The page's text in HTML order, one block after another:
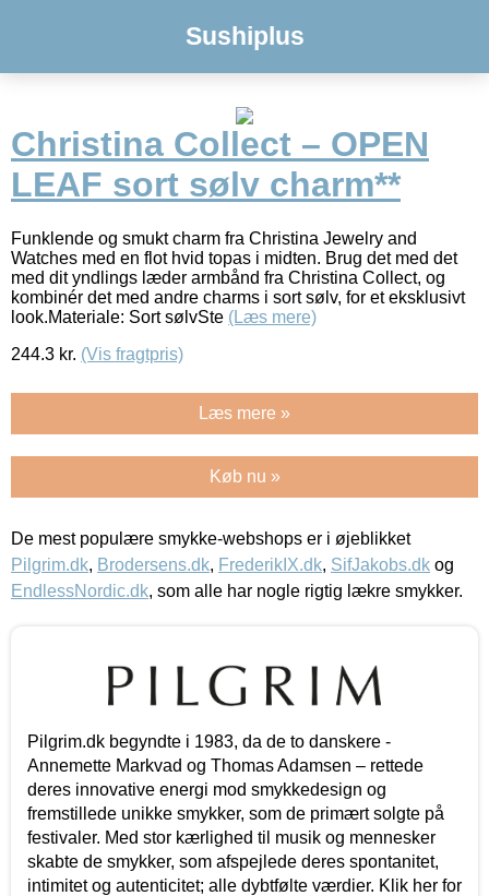
Sushiplus
Christina Collect – OPEN
LEAF sort sølv charm**
Funklende og smukt charm fra Christina Jewelry and
Watches med en flot hvid topas i midten. Brug det med det
med dit yndlings læder armbånd fra Christina Collect, og
kombinér det med andre charms i sort sølv, for et eksklusivt
look.Materiale: Sort sølvSte (Læs mere)
244.3 kr. (Vis fragtpris)
Læs mere »
Køb nu »
De mest populære smykke-webshops er i øjeblikket
Pilgrim.dk, Brodersens.dk, FrederikIX.dk, SifJakobs.dk og
EndlessNordic.dk, som alle har nogle rigtig lækre smykker.
Pilgrim.dk begyndte i 1983, da de to danskere -
Annemette Markvad og Thomas Adamsen – rettede
deres innovative energi mod smykkedesign og
fremstillede unikke smykker, som de primært solgte på
festivaler. Med stor kærlighed til musik og mennesker
skabte de smykker, som afspejlede deres spontanitet,
intimitet og autenticitet; alle dybtfølte værdier. Klik her for